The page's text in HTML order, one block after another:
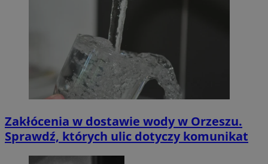
Zakłócenia w dostawie wody w Orzeszu.
Sprawdź, których ulic dotyczy komunikat